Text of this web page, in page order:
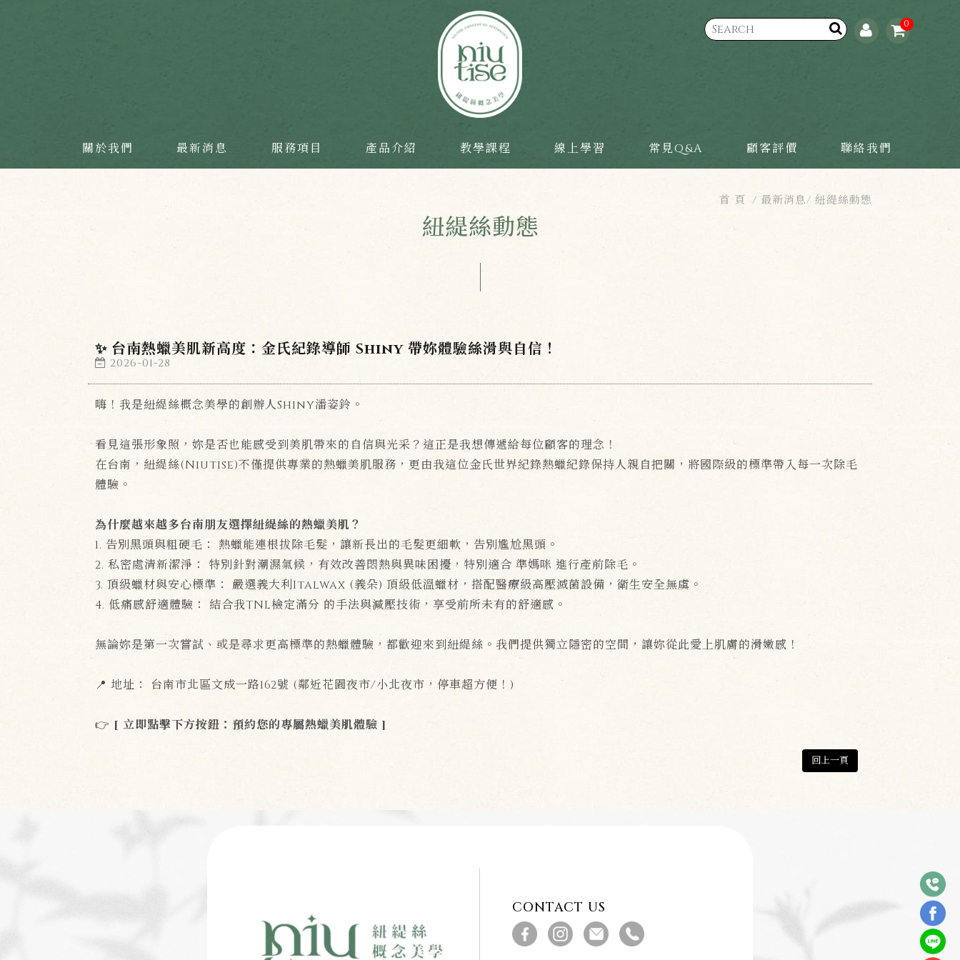
0
關於我們 最新消息 服務項目 產品介紹 教學課程 線上學習 常見Q&A 顧客評價 聯絡我們
紐緹絲動態
首 頁 最新消息 紐緹絲動態
✨ 台南熱蠟美肌新高度：金氏紀錄導師 Shiny 帶妳體驗絲滑與自信！
2026-01-28
嗨！我是紐緹絲概念美學的創辦人Shiny潘姿鈴。
看見這張形象照，妳是否也能感受到美肌帶來的自信與光采？這正是我想傳遞給每位顧客的理念！
在台南，紐緹絲(Niutise)不僅提供專業的熱蠟美肌服務，更由我這位金氏世界紀錄熱蠟紀錄保持人親自把關，將國際級的標準帶入每一次除毛
體驗。
為什麼越來越多台南朋友選擇紐緹絲的熱蠟美肌？
1. 告別黑頭與粗硬毛： 熱蠟能連根拔除毛髮，讓新長出的毛髮更細軟，告別尷尬黑頭。
2. 私密處清新潔淨： 特別針對潮濕氣候，有效改善悶熱與異味困擾，特別適合 準媽咪 進行產前除毛。
3. 頂級蠟材與安心標準： 嚴選義大利Italwax (義朵) 頂級低溫蠟材，搭配醫療級高壓滅菌設備，衛生安全無虞。
4. 低痛感舒適體驗： 結合我TNL檢定滿分 的手法與減壓技術，享受前所未有的舒適感。
無論妳是第一次嘗試、或是尋求更高標準的熱蠟體驗，都歡迎來到紐緹絲。我們提供獨立隱密的空間，讓妳從此愛上肌膚的滑嫩感！
📍 地址： 台南市北區文成一路162號 (鄰近花園夜市/小北夜市，停車超方便！)
👉 [ 立即點擊下方按鈕：預約您的專屬熱蠟美肌體驗 ]
回上一頁
CONTACT US